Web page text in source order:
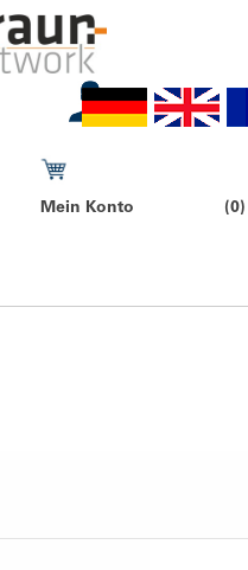
Mein Konto